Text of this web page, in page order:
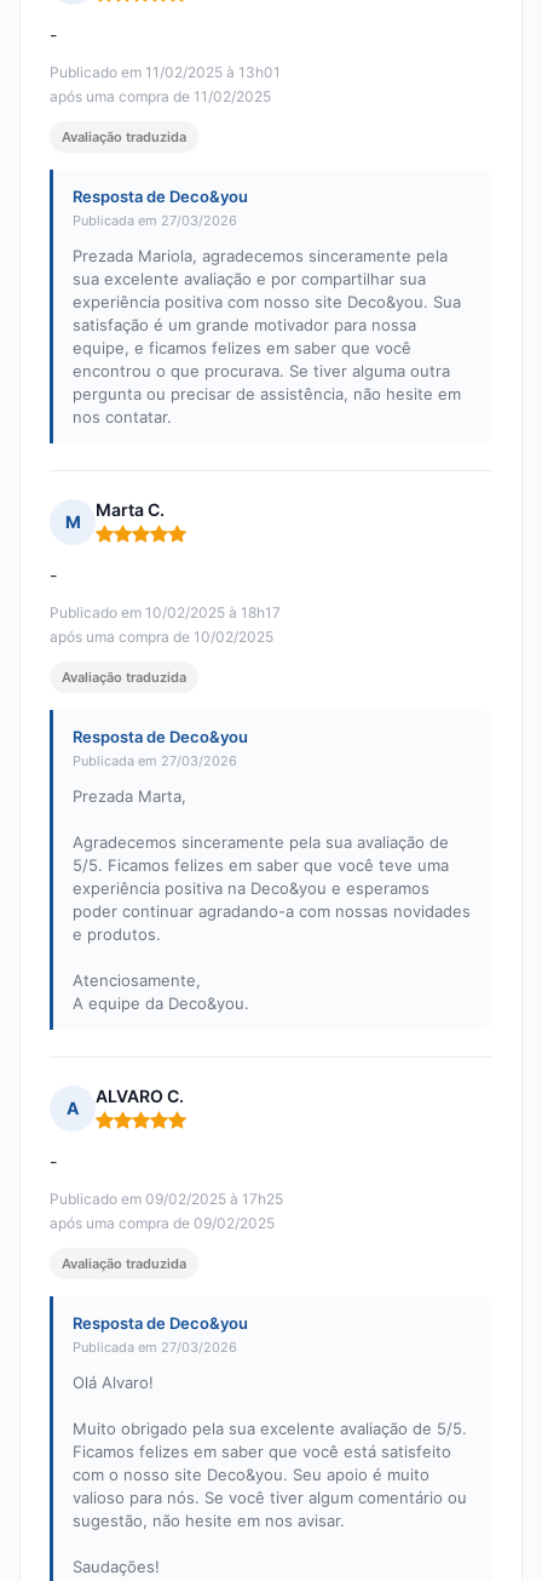
Publicado em 11/02/2025 à 13h01
após uma compra de 11/02/2025
-
Avaliação traduzida
Resposta de Deco&you
Publicada em 27/03/2026
Prezada Mariola, agradecemos sinceramente pela
sua excelente avaliação e por compartilhar sua
experiência positiva com nosso site Deco&you. Sua
satisfação é um grande motivador para nossa
equipe, e ficamos felizes em saber que você
encontrou o que procurava. Se tiver alguma outra
pergunta ou precisar de assistência, não hesite em
nos contatar.
M
Marta C.
Nota: 5 em 5
Publicado em 10/02/2025 à 18h17
após uma compra de 10/02/2025
-
Avaliação traduzida
Resposta de Deco&you
Publicada em 27/03/2026
Prezada Marta,
Agradecemos sinceramente pela sua avaliação de
5/5. Ficamos felizes em saber que você teve uma
experiência positiva na Deco&you e esperamos
poder continuar agradando-a com nossas novidades
e produtos.
Atenciosamente,
A equipe da Deco&you.
A
ALVARO C.
Nota: 5 em 5
Publicado em 09/02/2025 à 17h25
após uma compra de 09/02/2025
-
Avaliação traduzida
Resposta de Deco&you
Publicada em 27/03/2026
Olá Alvaro!
Muito obrigado pela sua excelente avaliação de 5/5.
Ficamos felizes em saber que você está satisfeito
com o nosso site Deco&you. Seu apoio é muito
valioso para nós. Se você tiver algum comentário ou
sugestão, não hesite em nos avisar.
Saudações!